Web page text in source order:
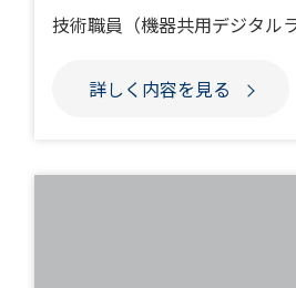
技術職員（機器共用デジタル
詳しく内容を見る